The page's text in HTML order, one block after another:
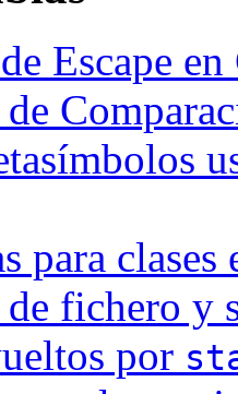
Escape
para clases
de fichero y
por